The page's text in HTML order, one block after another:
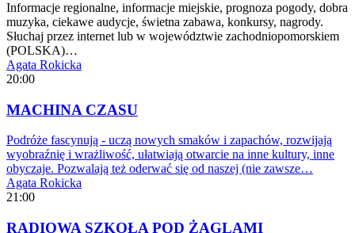
Informacje regionalne, informacje miejskie, prognoza pogody, dobra
muzyka, ciekawe audycje, świetna zabawa, konkursy, nagrody.
Słuchaj przez internet lub w województwie zachodniopomorskiem
(POLSKA)…
Agata Rokicka
20:00
MACHINA CZASU
Podróże fascynują - uczą nowych smaków i zapachów, rozwijają
wyobraźnię i wrażliwość, ułatwiają otwarcie na inne kultury, inne
obyczaje. Pozwalają też oderwać się od naszej (nie zawsze…
Agata Rokicka
21:00
RADIOWA SZKOŁA POD ŻAGLAMI